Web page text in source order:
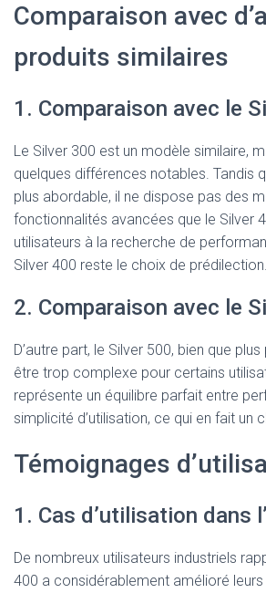
Comparaison avec
produits similaires
1. Comparaison avec le
Le Silver 300 est un modèle similaire,
quelques différences notables. Tandis
plus abordable, il ne dispose pas des
fonctionnalités avancées que le Silver
utilisateurs à la recherche de
Silver 400 reste le choix de prédilection.
2. Comparaison avec le
D’autre part, le Silver 500, bien que
être trop complexe pour certains
représente un équilibre parfait entre
simplicité d’utilisation, ce qui en fait un
Témoignages
1. Cas d’utilisation dans
De nombreux utilisateurs industriels
400 a considérablement amélioré